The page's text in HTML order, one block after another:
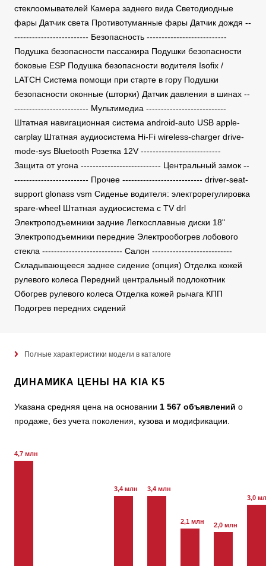
стеклоомывателей Камера заднего вида Светодиодные
фары Датчик света Противотуманные фары Датчик дождя --
------------------------- Безопасность ---------------------------
Подушка безопасности пассажира Подушки безопасности
боковые ESP Подушка безопасности водителя Isofix /
LATCH Система помощи при старте в гору Подушки
безопасности оконные (шторки) Датчик давления в шинах --
------------------------- Мультимедиа ---------------------------
Штатная навигационная система android-auto USB apple-
carplay Штатная аудиосистема Hi-Fi wireless-charger drive-
mode-sys Bluetooth Розетка 12V ---------------------------
Защита от угона --------------------------- Центральный замок --
------------------------- Прочее --------------------------- driver-seat-
support glonass vsm Сиденье водителя: электрорегулировка
spare-wheel Штатная аудиосистема с TV drl
Электроподъемники задние Легкосплавные диски 18"
Электроподъемники передние Электрообогрев лобового
стекла --------------------------- Салон ---------------------------
Складывающееся заднее сидение (опция) Отделка кожей
рулевого колеса Передний центральный подлокотник
Обогрев рулевого колеса Отделка кожей рычага КПП
Подогрев передних сидений
Полные характеристики модели в каталоге
ДИНАМИКА ЦЕНЫ НА KIA K5
Указана средняя цена на основании 1 567 объявлений о
продаже, без учета поколения, кузова и модификации.
4,7 млн
3,4 млн 3,4 млн
2,1 млн
2,0 млн
3,0